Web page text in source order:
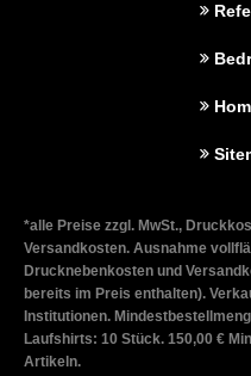
*alle Preise zzgl. MwSt.,
Versandkosten. Ausnahme
Drucknebenkosten und
bereits im Preis enthalten).
Institutionen.
Laufshirts: 10 Stück. 150,00 €
Artikeln.